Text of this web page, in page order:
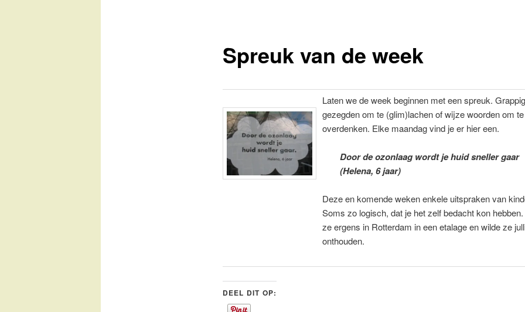
Spreuk van de week
Laten we de week beginnen met een spreuk.
gezegden om te (glim)lachen of wijze woorden om te
overdenken. Elke maandag vind je er hier een.
Door de ozonlaag wordt je huid sneller gaar
(Helena, 6 jaar)
Deze en komende weken enkele uitspraken van
Soms zo logisch, dat je het zelf bedacht kon
ze ergens in Rotterdam in een etalage en wilde ze
onthouden.
DEEL DIT OP: